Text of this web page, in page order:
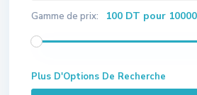
Gamme de prix: 100 DT pour
Plus D'Options De Recherche